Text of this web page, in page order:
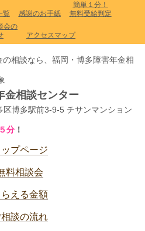
覧 感謝のお手紙
簡単１分！
無料受給判定
会の
アクセスマップ
相談なら、福岡・博多障害年金相
金相談センター
博多駅前3-9-5 チサンマンション
分 ！
ップページ
料相談会
らえる金額
相談の流れ